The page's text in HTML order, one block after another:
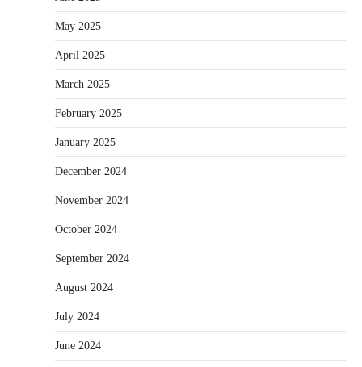
May 2025
April 2025
March 2025
February 2025
January 2025
December 2024
November 2024
October 2024
September 2024
August 2024
July 2024
June 2024